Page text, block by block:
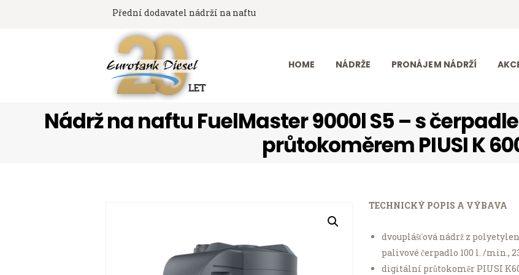
Přední dodavatel nádrží na naftu
HOME NÁDRŽE PRONÁJEM NÁDRŽÍ
Nádrž na naftu FuelMaster 9000l S5 – s
průtokoměrem PIUSI K
AKCE
O FIRMĚ
KONTAKT
TECHNICKÝ POPIS A VÝBAVA
dvouplášťová nádrž z
palivové čerpadlo 100 l. /min.,
digitální průtokoměr PIUSI